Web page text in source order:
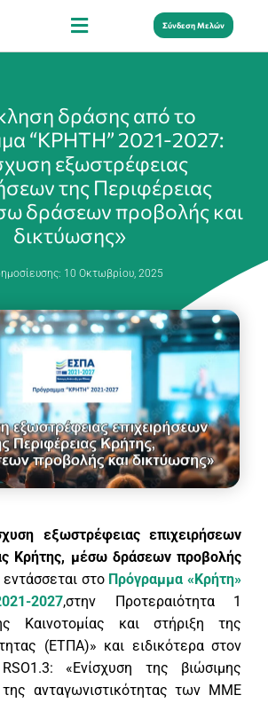
Σύνδεση Μελών
δράσης από το
“ΚΡΗΤΗ” 2021-2027:
εξωστρέφειας
της Περιφέρειας
δράσεων προβολής και
δικτύωσης»
10 Οκτωβρίου, 2025
εξωστρέφειας επιχειρήσεων
Κρήτης, μέσω δράσεων προβολής
εντάσσεται στο Πρόγραμμα «Κρήτη»
2027,στην Προτεραιότητα 1
Καινοτομίας και στήριξη της
(ΕΤΠΑ)» και ειδικότερα στον
«Ενίσχυση της βιώσιμης
ανταγωνιστικότητας των ΜMΕ